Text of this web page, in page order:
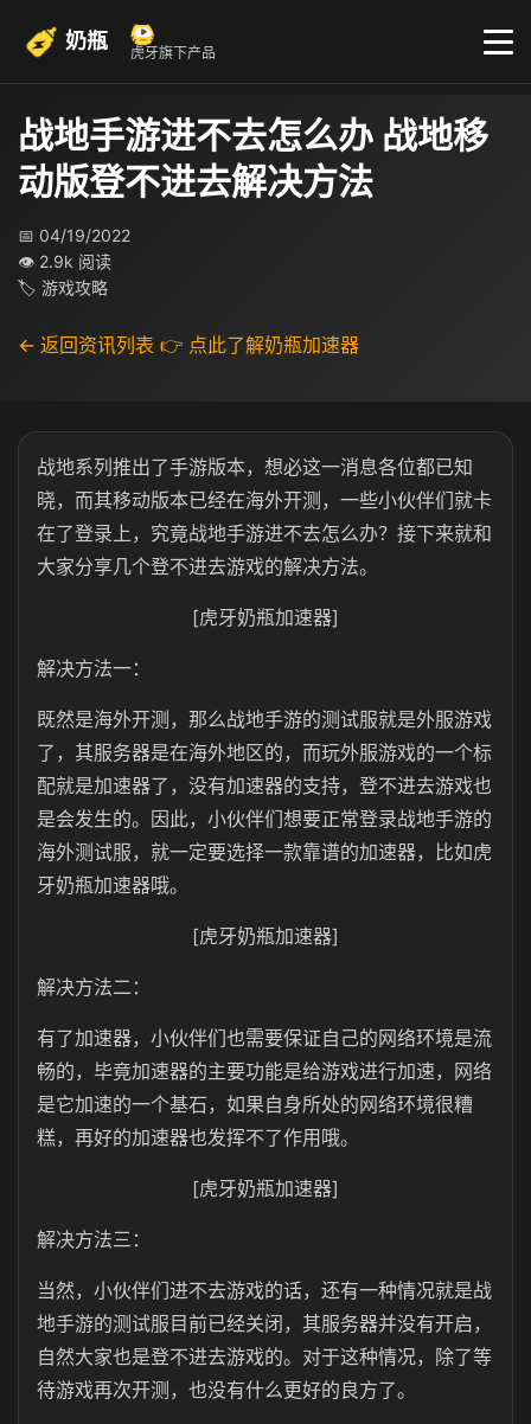
奶瓶 虎牙旗下产品
战地手游进不去怎么办 战地移
动版登不进去解决方法
📅 04/19/2022
👁 2.9k 阅读
🏷 游戏攻略
← 返回资讯列表 👉 点此了解奶瓶加速器
战地系列推出了手游版本，想必这一消息各位都已知
晓，而其移动版本已经在海外开测，一些小伙伴们就卡
在了登录上，究竟战地手游进不去怎么办？接下来就和
大家分享几个登不进去游戏的解决方法。
[虎牙奶瓶加速器]
解决方法一：
既然是海外开测，那么战地手游的测试服就是外服游戏
了，其服务器是在海外地区的，而玩外服游戏的一个标
配就是加速器了，没有加速器的支持，登不进去游戏也
是会发生的。因此，小伙伴们想要正常登录战地手游的
海外测试服，就一定要选择一款靠谱的加速器，比如虎
牙奶瓶加速器哦。
[虎牙奶瓶加速器]
解决方法二：
有了加速器，小伙伴们也需要保证自己的网络环境是流
畅的，毕竟加速器的主要功能是给游戏进行加速，网络
是它加速的一个基石，如果自身所处的网络环境很糟
糕，再好的加速器也发挥不了作用哦。
[虎牙奶瓶加速器]
解决方法三：
当然，小伙伴们进不去游戏的话，还有一种情况就是战
地手游的测试服目前已经关闭，其服务器并没有开启，
自然大家也是登不进去游戏的。对于这种情况，除了等
待游戏再次开测，也没有什么更好的良方了。